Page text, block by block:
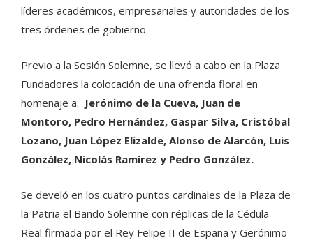
líderes académicos, empresariales y autoridades de los
tres órdenes de gobierno.
Previo a la Sesión Solemne, se llevó a cabo en la Plaza
Fundadores la colocación de una ofrenda floral en
homenaje a: Jerónimo de la Cueva, Juan de
Montoro, Pedro Hernández, Gaspar Silva, Cristóbal
Lozano, Juan López Elizalde, Alonso de Alarcón, Luis
González, Nicolás Ramírez y Pedro González.
Se develó en los cuatro puntos cardinales de la Plaza de
la Patria el Bando Solemne con réplicas de la Cédula
Real firmada por el Rey Felipe II de España y Gerónimo